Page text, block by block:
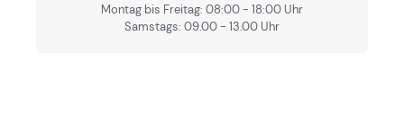
Montag bis Freitag: 08:00 - 18:00 Uhr
Samstags: 09.00 - 13.00 Uhr